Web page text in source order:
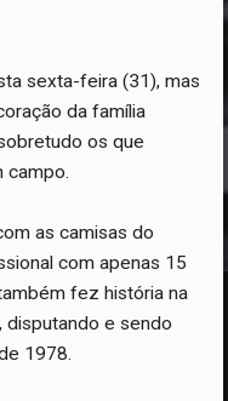
sexta-feira (31), mas
da família
os que
campo.
as camisas do
com apenas 15
fez história na
disputando e sendo
1978.